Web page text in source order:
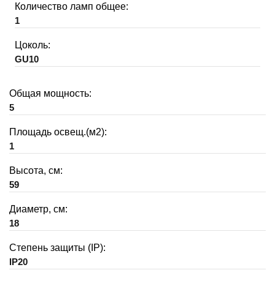
Количество ламп общее:
1
Цоколь:
GU10
Общая мощность:
5
Площадь освещ.(м2):
1
Высота, см:
59
Диаметр, см:
18
Степень защиты (IP):
IP20